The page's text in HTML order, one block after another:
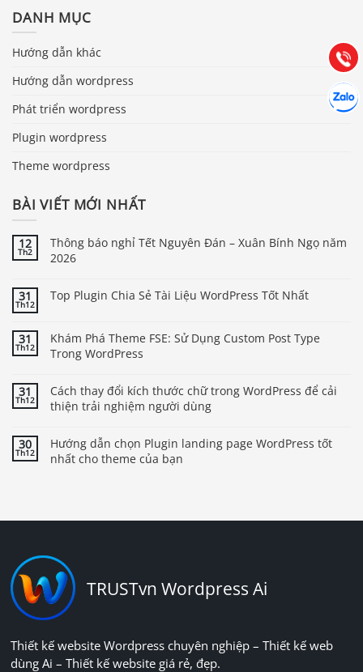
DANH MỤC
Hướng dẫn khác
Hướng dẫn wordpress
Phát triển wordpress
Plugin wordpress
Theme wordpress
BÀI VIẾT MỚI NHẤT
12
Th2
Thông báo nghỉ Tết Nguyên Đán – Xuân Bính Ngọ năm
2026
31
Th12
Top Plugin Chia Sẻ Tài Liệu WordPress Tốt Nhất
31
Th12
Khám Phá Theme FSE: Sử Dụng Custom Post Type
Trong WordPress
31
Th12
Cách thay đổi kích thước chữ trong WordPress để cải
thiện trải nghiệm người dùng
30
Th12
Hướng dẫn chọn Plugin landing page WordPress tốt
nhất cho theme của bạn
TRUSTvn Wordpress Ai
Thiết kế website Wordpress chuyên nghiệp – Thiết kế web
dùng Ai – Thiết kế website giá rẻ, đẹp.
Gọi
(028) 22.166.144
Chát